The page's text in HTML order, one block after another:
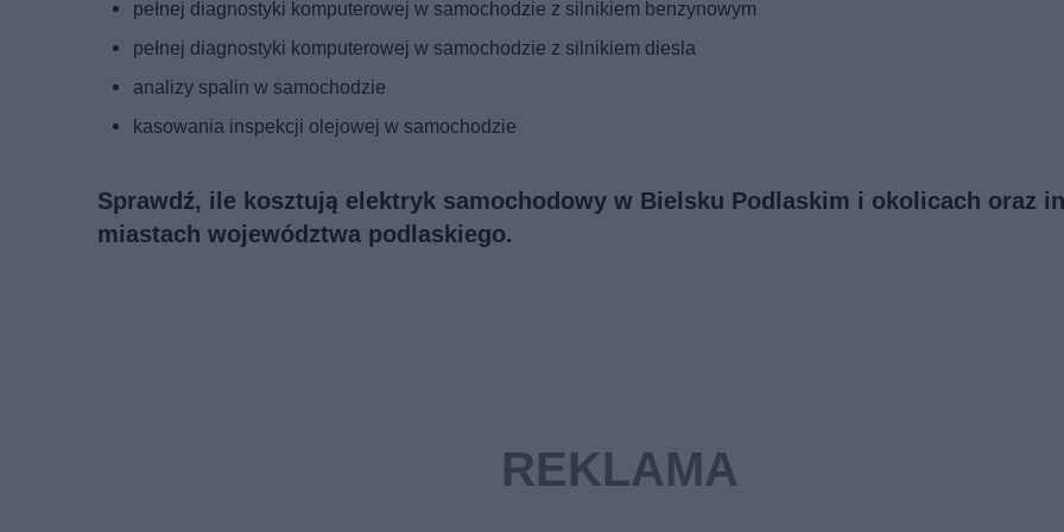
pełnej diagnostyki komputerowej w samochodzie z silnikiem benzynowym
pełnej diagnostyki komputerowej w samochodzie z silnikiem diesla
analizy spalin w samochodzie
kasowania inspekcji olejowej w samochodzie
Sprawdź, ile kosztują elektryk samochodowy w Bielsku Podlaskim i okolicach oraz
miastach województwa podlaskiego.